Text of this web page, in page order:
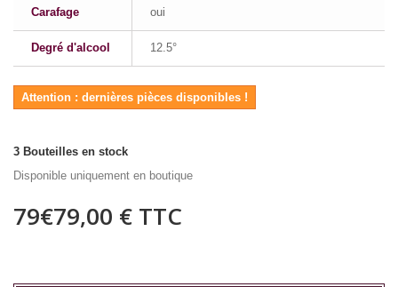
Carafage oui
Degré d'alcool 12.5°
Attention : dernières pièces disponibles !
3 Bouteilles en stock
Disponible uniquement en boutique
79€79,00 € TTC